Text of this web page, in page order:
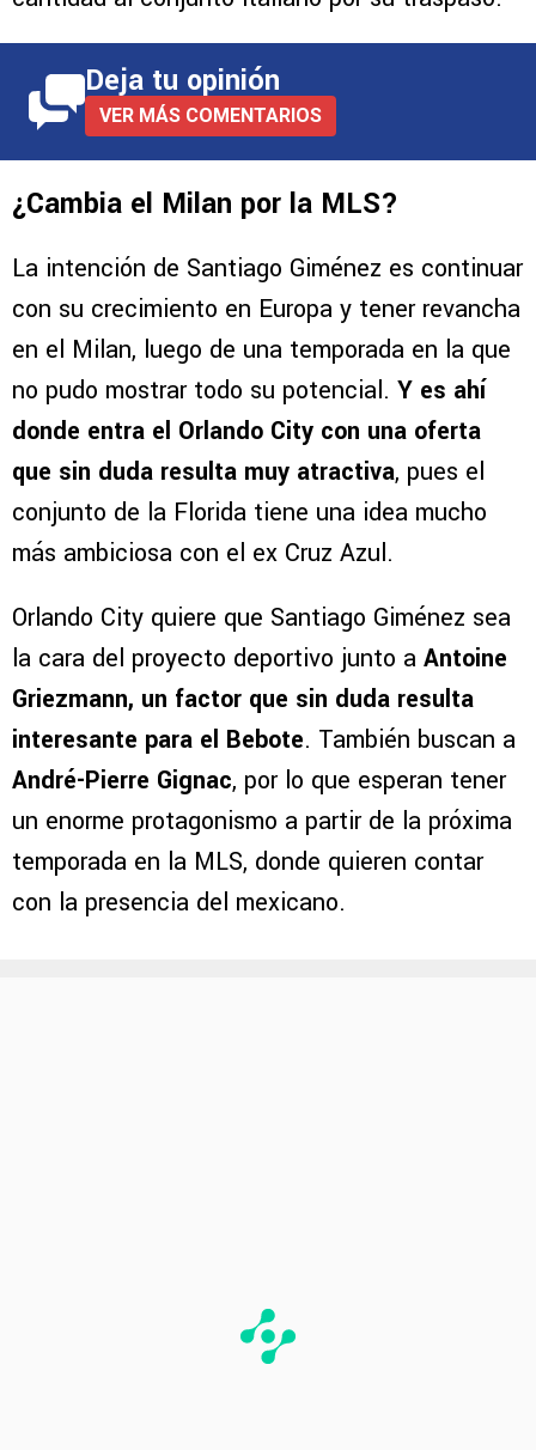
Deja tu opinión
VER MÁS COMENTARIOS
¿Cambia el Milan por la MLS?
La intención de Santiago Giménez es continuar
con su crecimiento en Europa y tener revancha
en el Milan, luego de una temporada en la que
no pudo mostrar todo su potencial. Y es ahí
donde entra el Orlando City con una oferta
que sin duda resulta muy atractiva, pues el
conjunto de la Florida tiene una idea mucho
más ambiciosa con el ex Cruz Azul.
Orlando City quiere que Santiago Giménez sea
la cara del proyecto deportivo junto a Antoine
Griezmann, un factor que sin duda resulta
interesante para el Bebote. También buscan a
André-Pierre Gignac, por lo que esperan tener
un enorme protagonismo a partir de la próxima
temporada en la MLS, donde quieren contar
con la presencia del mexicano.